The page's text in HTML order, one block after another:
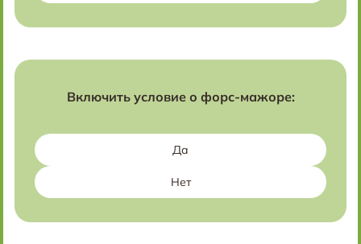
Включить условие о форс-мажоре:
Да
Нет